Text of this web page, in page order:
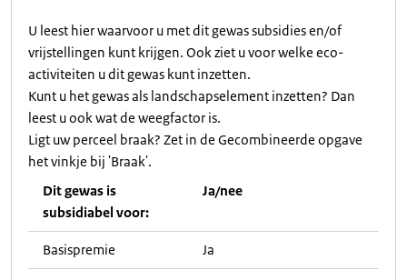
U leest hier waarvoor u met dit gewas subsidies en/of
vrijstellingen kunt krijgen. Ook ziet u voor welke eco-
activiteiten u dit gewas kunt inzetten.
Kunt u het gewas als landschapselement inzetten? Dan
leest u ook wat de weegfactor is.
Ligt uw perceel braak? Zet in de Gecombineerde opgave
het vinkje bij 'Braak'.
Dit gewas is
subsidiabel voor:
Ja/nee
Basispremie Ja